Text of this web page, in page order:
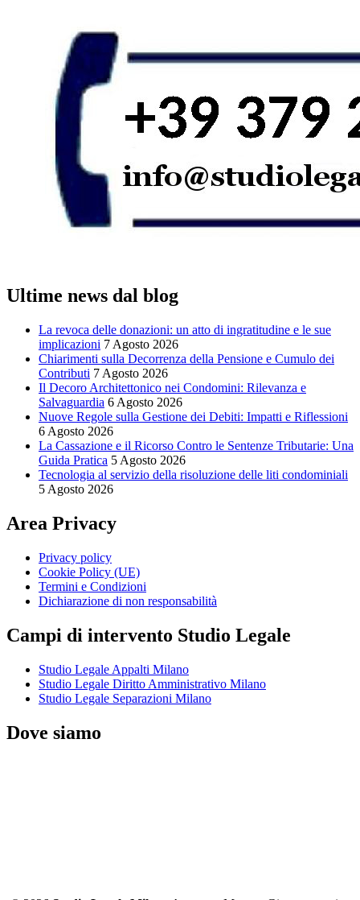
Ultime news dal blog
La revoca delle donazioni: un atto di ingratitudine e le sue
implicazioni 7 Agosto 2026
Chiarimenti sulla Decorrenza della Pensione e Cumulo dei
Contributi 7 Agosto 2026
Il Decoro Architettonico nei Condomini: Rilevanza e
Salvaguardia 6 Agosto 2026
Nuove Regole sulla Gestione dei Debiti: Impatti e Riflessioni
6 Agosto 2026
La Cassazione e il Ricorso Contro le Sentenze Tributarie: Una
Guida Pratica 5 Agosto 2026
Tecnologia al servizio della risoluzione delle liti condominiali
5 Agosto 2026
Area Privacy
Privacy policy
Cookie Policy (UE)
Termini e Condizioni
Dichiarazione di non responsabilità
Campi di intervento Studio Legale
Studio Legale Appalti Milano
Studio Legale Diritto Amministrativo Milano
Studio Legale Separazioni Milano
Dove siamo